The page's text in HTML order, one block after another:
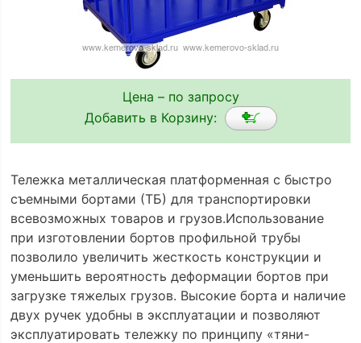
Цена – по запросу
Добавить в Корзину:
Тележка металлическая платформенная с быстро
съемными бортами (ТБ) для транспортировки
всевозможных товаров и грузов.Использование
при изготовлении бортов профильной трубы
позволило увеличить жесткость конструкции и
уменьшить вероятность деформации бортов при
загрузке тяжелых грузов. Высокие борта и наличие
двух ручек удобны в эксплуатации и позволяют
эксплуатировать тележку по принципу «тяни-